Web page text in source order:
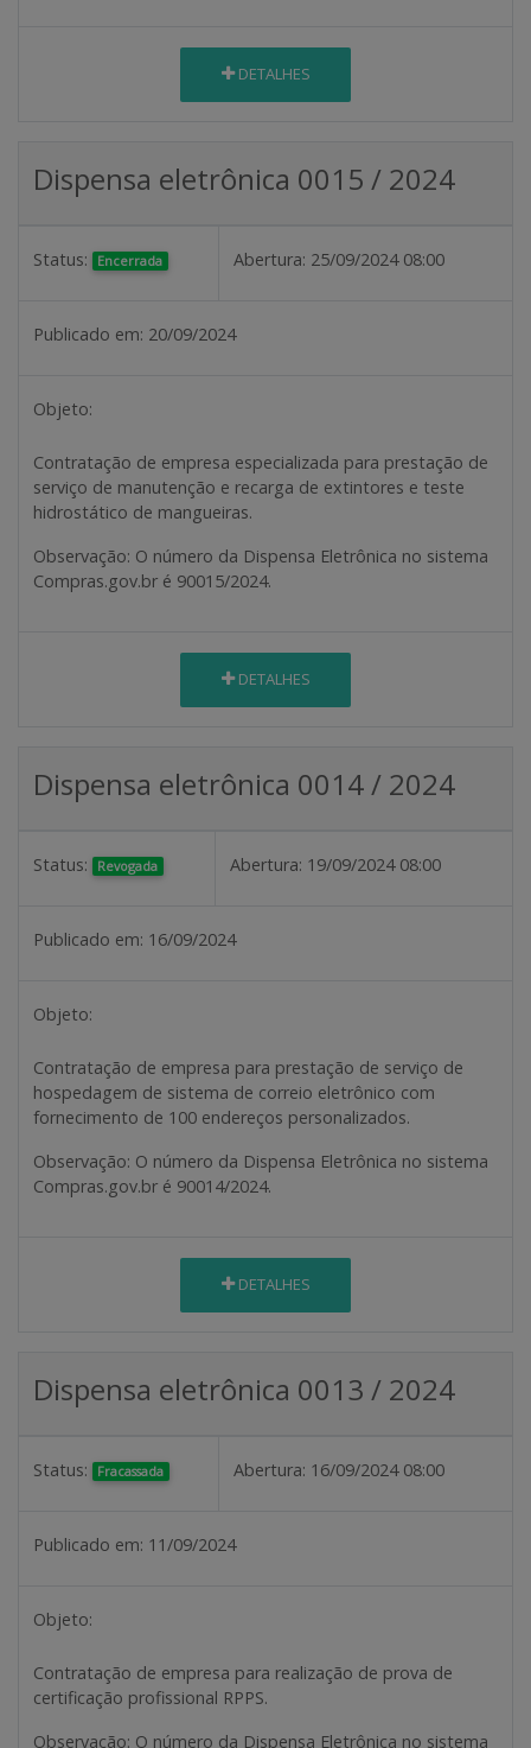
DETALHES
Dispensa eletrônica 0015 / 2024
Status: Encerrada Abertura: 25/09/2024 08:00
Publicado em: 20/09/2024
Objeto:
Contratação de empresa especializada para prestação de
serviço de manutenção e recarga de extintores e teste
hidrostático de mangueiras.
Observação: O número da Dispensa Eletrônica no sistema
Compras.gov.br é 90015/2024.
DETALHES
Dispensa eletrônica 0014 / 2024
Status: Revogada Abertura: 19/09/2024 08:00
Publicado em: 16/09/2024
Objeto:
Contratação de empresa para prestação de serviço de
hospedagem de sistema de correio eletrônico com
fornecimento de 100 endereços personalizados.
Observação: O número da Dispensa Eletrônica no sistema
Compras.gov.br é 90014/2024.
DETALHES
Dispensa eletrônica 0013 / 2024
Status: Fracassada Abertura: 16/09/2024 08:00
Publicado em: 11/09/2024
Objeto:
Contratação de empresa para realização de prova de
certificação profissional RPPS.
Observação: O número da Dispensa Eletrônica no sistema